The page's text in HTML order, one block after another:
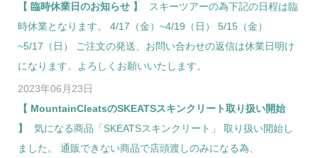
臨時休業日のお知らせ
スキーツアーの為下記の日程は臨
時休業となります。 4/17（金）~4/19（日） 5/15（金）
~5/17（日） ご注文の発送、お問い合わせの返信は休業日明け
になります。よろしくお願いいたします。
2023年06月23日
MountainCleatsのSKEATSスキンクリート取り扱い開始
気になる商品「SKEATSスキンクリート」 取り扱い開始し
ました。 通販できない商品で店頭渡しのみになる為、